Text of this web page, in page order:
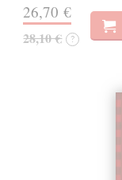
26,70 €
28,10 € ?